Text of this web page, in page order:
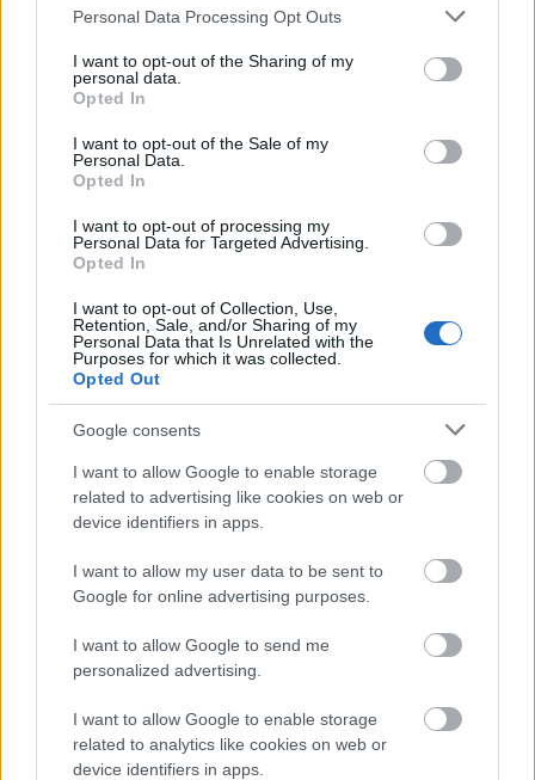
Please note that this website/app uses one or more Google
not limited to your visit or usage behaviour. You may click to
grant or deny consent to Google and its third-party tags to
use your data for below specified purposes in below Google
consent section.
Personal Data Processing Opt Outs
I want to opt-out of the Sharing of my
personal data.
Opted In
I want to opt-out of the Sale of my
Personal Data.
Opted In
I want to opt-out of processing my
Personal Data for Targeted Advertising.
Opted In
I want to opt-out of Collection, Use,
Retention, Sale, and/or Sharing of my
Personal Data that Is Unrelated with the
Purposes for which it was collected.
Opted Out
Google consents
I want to allow Google to enable storage
related to advertising like cookies on web or
device identifiers in apps.
I want to allow my user data to be sent to
Google for online advertising purposes.
I want to allow Google to send me
personalized advertising.
I want to allow Google to enable storage
related to analytics like cookies on web or
device identifiers in apps.
Μια νέα προσπάθεια γνωριμίας και προσέλκυσης
ενηλίκων εθελοντών πήρε σάρκα και οστά μέσα από
τη ζωντανή παρουσία στο πανεπιστήμιο, όπου οι
φοιτητές είχαν την ευκαιρία να γνωρίσουν από
κοντά τι σημαίνει να είσαι εθελοντής στους
Προσκόπους.
Η παρουσία των Προσκόπων υποστηρίχθηκε στο
Χαροκόπειο Πανεπιστήμιο από τους Προσκόπους
Σαρωνικού και στο Πάντειο Πανεπιστήμιο από τους
Προσκόπους Νότιας Αττικής που έδωσαν τον δικό
τους παλμό και συμβολή στην επιτυχία της δράσης.
Με ενημερωτικό υλικό, αυτοκόλλητα με έξυπνα
εξεταστική», «Ραντεβού το ΣΚ!» και «Πάρε πτυχίο
στην παρέα!», αλλά και με μικρές συνεντεύξεις, οι
νεαροί εθελοντές μετέδωσαν τη χαρά, τη ζωντάνια
και το πνεύμα συνεργασίας που τους χαρακτηρίζει.
Οι φοιτητές απαντούσαν με ενθουσιασμό σε
ερωτήσεις που τους έκαναν να σκεφτούν